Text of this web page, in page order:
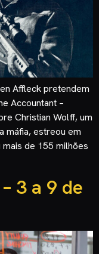
Affleck pretendem
Accountant –
Christian Wolff, um
máfia, estreou em
de 155 milhões
– 3 a 9 de